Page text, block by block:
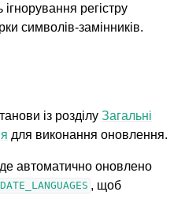
регістру
символів-замінників.
із розділу Загальні
для виконання оновлення.
автоматично оновлено
, щоб